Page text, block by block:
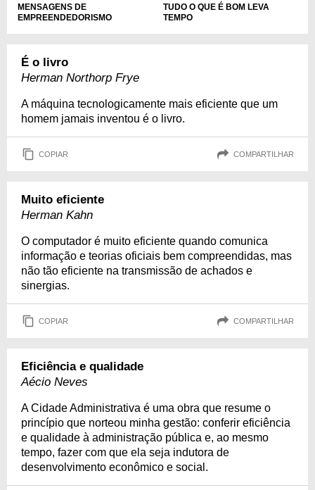
MENSAGENS DE
EMPREENDEDORISMO
TUDO O QUE É BOM LEVA
TEMPO
É o livro
Herman Northorp Frye
A máquina tecnologicamente mais eficiente que um
homem jamais inventou é o livro.
COPIAR COMPARTILHAR
Muito eficiente
Herman Kahn
O computador é muito eficiente quando comunica
informação e teorias oficiais bem compreendidas, mas
não tão eficiente na transmissão de achados e
sinergias.
COPIAR COMPARTILHAR
Eficiência e qualidade
Aécio Neves
A Cidade Administrativa é uma obra que resume o
princípio que norteou minha gestão: conferir eficiência
e qualidade à administração pública e, ao mesmo
tempo, fazer com que ela seja indutora de
desenvolvimento econômico e social.